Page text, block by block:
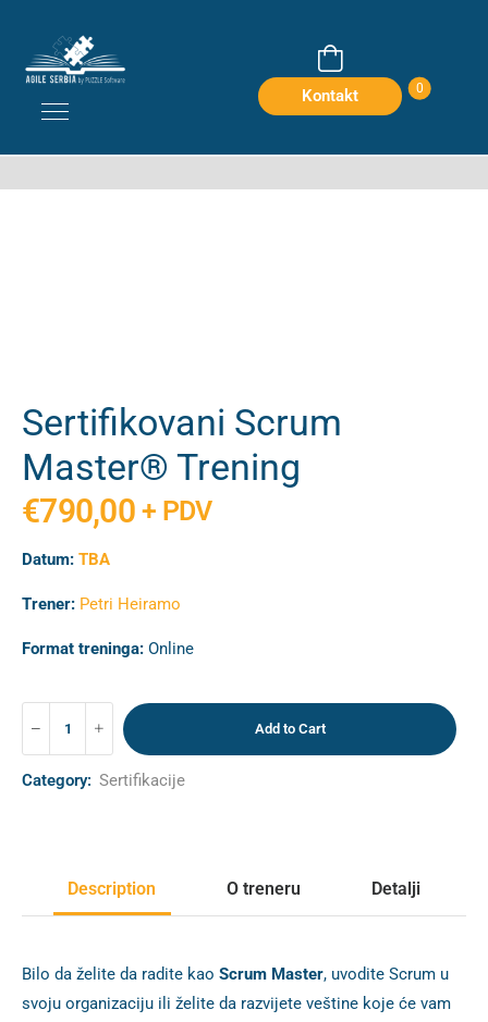
0
Kontakt
Sertifikovani Scrum Master® Trening
Sertifikovani Scrum
Master® Trening
€790,00 + PDV
Datum: TBA
Trener: Petri Heiramo
Format treninga: Online
Add to Cart
Category: Sertifikacije
Description O treneru Detalji
Bilo da želite da radite kao Scrum Master, uvodite Scrum u
svoju organizaciju ili želite da razvijete veštine koje će vam